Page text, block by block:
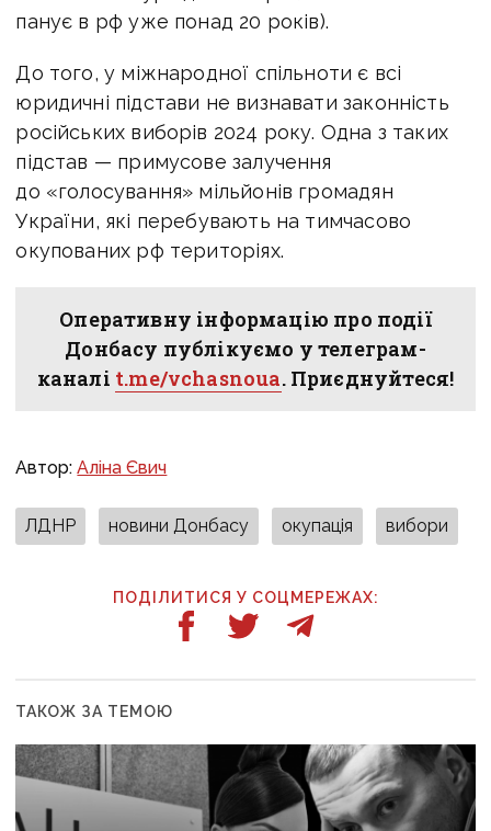
панує в рф уже понад 20 років).
До того, у міжнародної спільноти є всі
юридичні підстави не визнавати законність
російських виборів 2024 року. Одна з таких
підстав — примусове залучення
до «голосування» мільйонів громадян
України, які перебувають на тимчасово
окупованих рф територіях.
Оперативну інформацію про події
Донбасу публікуємо у телеграм-
каналі t.me/vchasnoua. Приєднуйтеся!
Автор:Аліна Євич
ЛДНР новини Донбасу окупація вибори
ПОДІЛИТИСЯ У СОЦМЕРЕЖАХ:
ТАКОЖ ЗА ТЕМОЮ